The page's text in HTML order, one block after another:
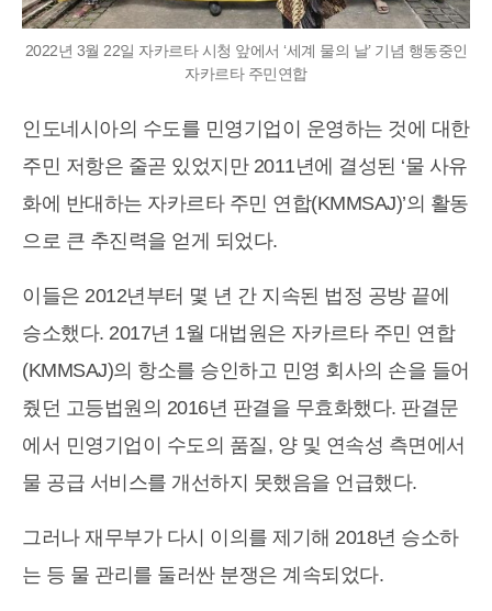
2022년 3월 22일 자카르타 시청 앞에서 ‘세계 물의 날’ 기념 행동중인
자카르타 주민연합
인도네시아의 수도를 민영기업이 운영하는 것에 대한
주민 저항은 줄곧 있었지만 2011년에 결성된 ‘물 사유
화에 반대하는 자카르타 주민 연합(KMMSAJ)’의 활동
으로 큰 추진력을 얻게 되었다.
이들은 2012년부터 몇 년 간 지속된 법정 공방 끝에
승소했다. 2017년 1월 대법원은 자카르타 주민 연합
(KMMSAJ)의 항소를 승인하고 민영 회사의 손을 들어
줬던 고등법원의 2016년 판결을 무효화했다. 판결문
에서 민영기업이 수도의 품질, 양 및 연속성 측면에서
물 공급 서비스를 개선하지 못했음을 언급했다.
그러나 재무부가 다시 이의를 제기해 2018년 승소하
는 등 물 관리를 둘러싼 분쟁은 계속되었다.